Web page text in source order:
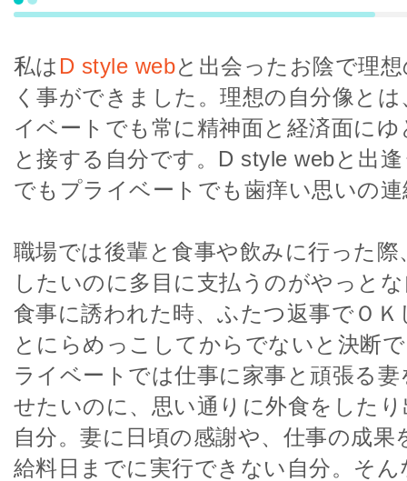
私は D style webと出会ったお陰で理
く事ができました。理想の自分像と
イベートでも常に精神面と経済面に
と接する自分です。D style webと出
でもプライベートでも歯痒い思いの
職場では後輩と食事や飲みに行った際
したいのに多目に支払うのがやっと
食事に誘われた時、ふたつ返事でＯ
とにらめっこしてからでないと決断
ライベートでは仕事に家事と頑張る
せたいのに、思い通りに外食をした
自分。妻に日頃の感謝や、仕事の成果
給料日までに実行できない自分。そ